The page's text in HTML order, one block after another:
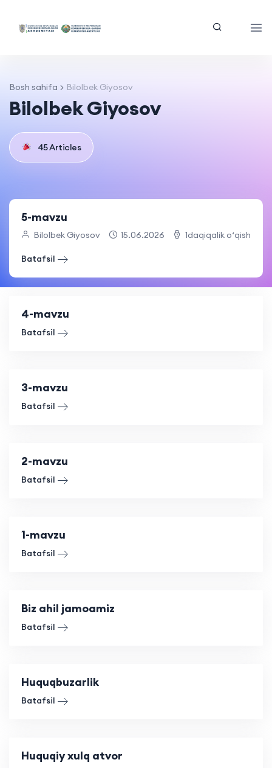
Bosh sahifa Bilolbek Giyosov
Bilolbek Giyosov
45 Articles
5-mavzu
Bilolbek Giyosov 15.06.2026 1daqiqalik o‘qish
Batafsil
4-mavzu
Batafsil
3-mavzu
Batafsil
2-mavzu
Batafsil
1-mavzu
Batafsil
Biz ahil jamoamiz
Batafsil
Huquqbuzarlik
Batafsil
Huquqiy xulq atvor